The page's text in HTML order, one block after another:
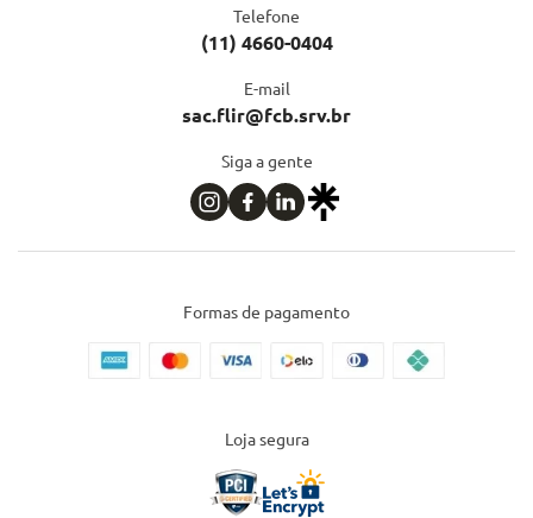
Telefone
(11) 4660-0404
E-mail
sac.flir@fcb.srv.br
Siga a gente
Formas de pagamento
Loja segura